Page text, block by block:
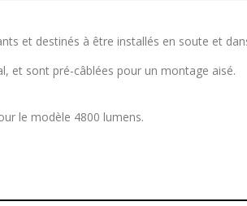
et destinés à être installés en soute et
et sont pré-câblées pour un montage aisé.
le modèle 4800 lumens.